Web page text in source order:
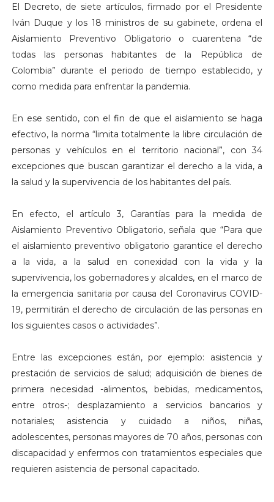
El Decreto, de siete artículos, firmado por el Presidente
Iván Duque y los 18 ministros de su gabinete, ordena el
Aislamiento Preventivo Obligatorio o cuarentena “de
todas las personas habitantes de la República de
Colombia” durante el periodo de tiempo establecido, y
como medida para enfrentar la pandemia.
En ese sentido, con el fin de que el aislamiento se haga
efectivo, la norma “limita totalmente la libre circulación de
personas y vehículos en el territorio nacional”, con 34
excepciones que buscan garantizar el derecho a la vida, a
la salud y la supervivencia de los habitantes del país.
En efecto, el artículo 3, Garantías para la medida de
Aislamiento Preventivo Obligatorio, señala que “Para que
el aislamiento preventivo obligatorio garantice el derecho
a la vida, a la salud en conexidad con la vida y la
supervivencia, los gobernadores y alcaldes, en el marco de
la emergencia sanitaria por causa del Coronavirus COVID-
19, permitirán el derecho de circulación de las personas en
los siguientes casos o actividades”.
Entre las excepciones están, por ejemplo: asistencia y
prestación de servicios de salud; adquisición de bienes de
primera necesidad -alimentos, bebidas, medicamentos,
entre otros-; desplazamiento a servicios bancarios y
notariales; asistencia y cuidado a niños, niñas,
adolescentes, personas mayores de 70 años, personas con
discapacidad y enfermos con tratamientos especiales que
requieren asistencia de personal capacitado.